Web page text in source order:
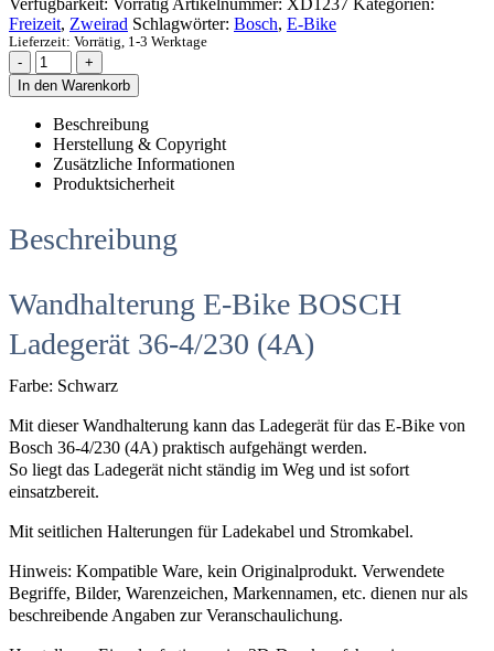
Freizeit, Zweirad Schlagwörter: Bosch, E-Bike
Lieferzeit: Vorrätig, 1-3 Werktage
-
+
In den Warenkorb
Beschreibung
Herstellung & Copyright
Zusätzliche Informationen
Produktsicherheit
Beschreibung
Wandhalterung E-Bike BOSCH
Ladegerät 36-4/230 (4A)
Farbe: Schwarz
Mit dieser Wandhalterung kann das Ladegerät für das E-Bike von
Bosch 36-4/230 (4A) praktisch aufgehängt werden.
So liegt das Ladegerät nicht ständig im Weg und ist sofort
einsatzbereit.
Mit seitlichen Halterungen für Ladekabel und Stromkabel.
Hinweis: Kompatible Ware, kein Originalprodukt. Verwendete
Begriffe, Bilder, Warenzeichen, Markennamen, etc. dienen nur als
beschreibende Angaben zur Veranschaulichung.